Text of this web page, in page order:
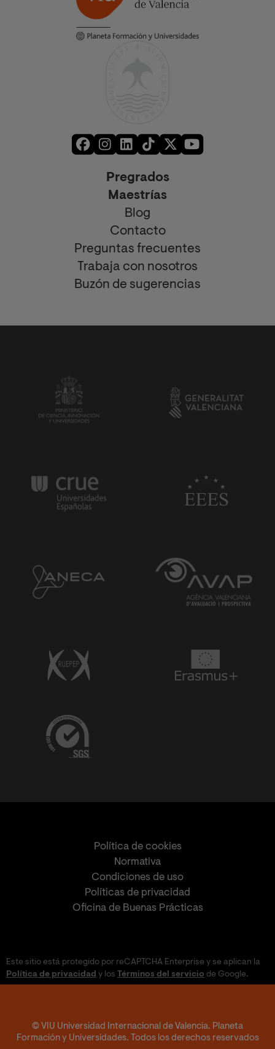
Pregrados
Maestrías
Blog
Contacto
Preguntas frecuentes
Trabaja con nosotros
Buzón de sugerencias
Política de cookies
Normativa
Condiciones de uso
Políticas de privacidad
Oficina de Buenas Prácticas
Este sitio está protegido por reCAPTCHA Enterprise y se aplican la
Política de privacidad y los Términos del servicio de Google.
© VIU Universidad Internacional de Valencia. Planeta
Formación y Universidades. Todos los derechos reservados